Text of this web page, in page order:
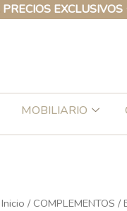
EXCLUSIVOS ✦
MOBILIARIO
Inicio / COMPLEMENTOS /